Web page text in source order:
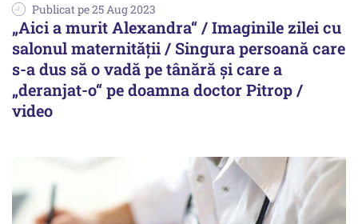
Publicat pe 25 Aug 2023
„Aici a murit Alexandra“ / Imaginile zilei cu
salonul maternității / Singura persoană care
s-a dus să o vadă pe tânără și care a
„deranjat-o“ pe doamna doctor Pitrop /
video